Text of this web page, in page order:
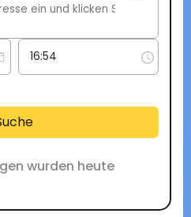
wurden heute